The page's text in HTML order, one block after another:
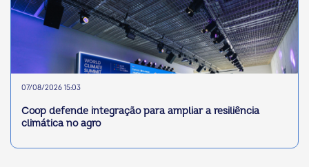
07/08/2026 15:03
Coop defende integração para ampliar a resiliência
climática no agro